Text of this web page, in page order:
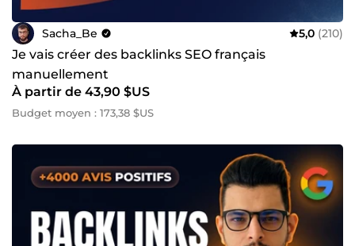
Sacha_Be 5,0 (210)
Je vais créer des backlinks SEO français
manuellement
À partir de 43,90 $US
Budget moyen : 173,38 $US